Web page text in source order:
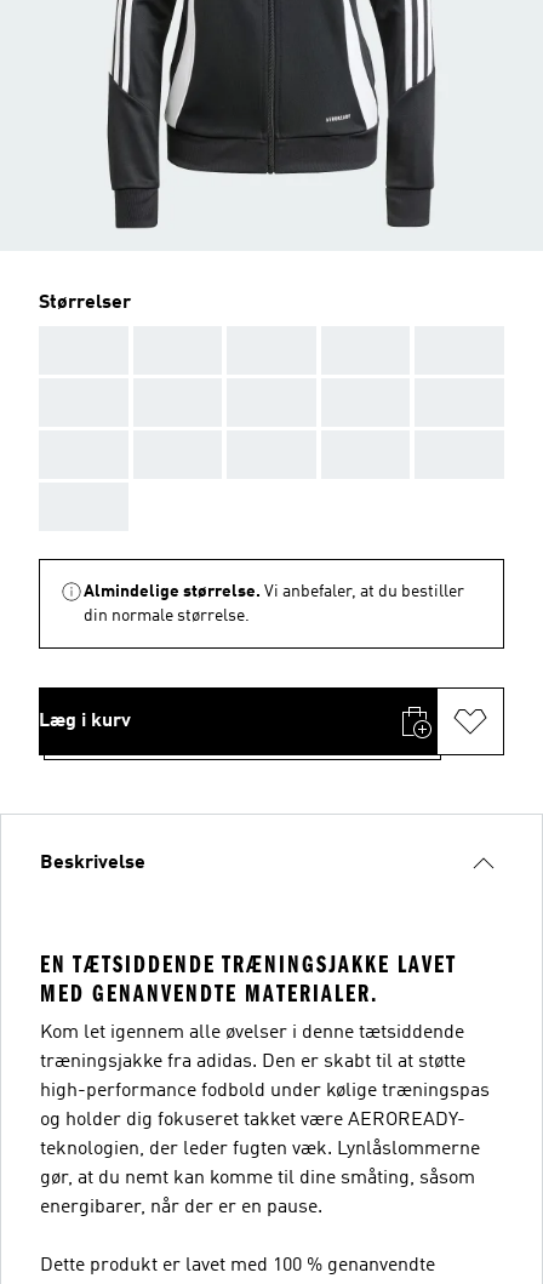
Størrelser
Almindelige størrelse. Vi anbefaler, at du bestiller
din normale størrelse.
Læg i kurv
Beskrivelse
EN TÆTSIDDENDE TRÆNINGSJAKKE LAVET
MED GENANVENDTE MATERIALER.
Kom let igennem alle øvelser i denne tætsiddende
træningsjakke fra adidas. Den er skabt til at støtte
high-performance fodbold under kølige træningspas
og holder dig fokuseret takket være AEROREADY-
teknologien, der leder fugten væk. Lynlåslommerne
gør, at du nemt kan komme til dine småting, såsom
energibarer, når der er en pause.
Dette produkt er lavet med 100 % genanvendte